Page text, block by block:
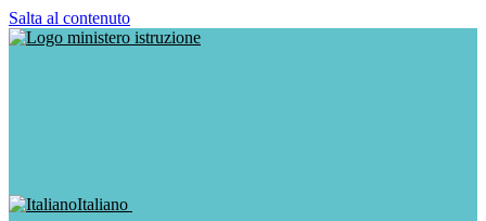
Salta al contenuto
Italiano